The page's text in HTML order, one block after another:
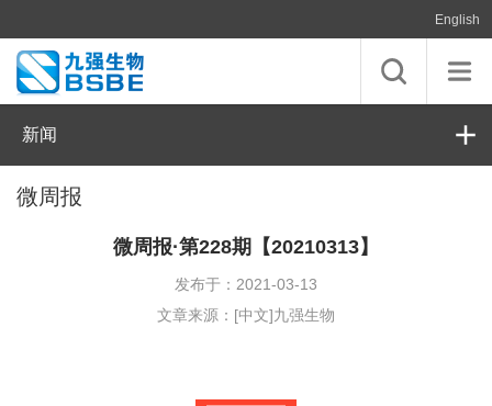
English
新闻
微周报
微周报·第228期【20210313】
发布于：2021-03-13
文章来源：[中文]九强生物